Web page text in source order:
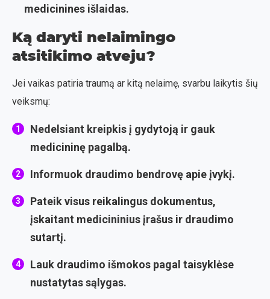
medicinines išlaidas.
Ką daryti nelaimingo
atsitikimo atveju?
Jei vaikas patiria traumą ar kitą nelaimę, svarbu laikytis šių
veiksmų:
Nedelsiant kreipkis į gydytoją ir gauk
medicininę pagalbą.
Informuok draudimo bendrovę apie įvykį.
Pateik visus reikalingus dokumentus,
įskaitant medicininius įrašus ir draudimo
sutartį.
Lauk draudimo išmokos pagal taisyklėse
nustatytas sąlygas.